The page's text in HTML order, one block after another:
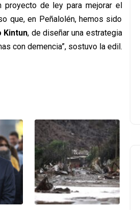
proyecto de ley para mejorar el
que, en Peñalolén, hemos sido
Kintun, de diseñar una estrategia
con demencia”, sostuvo la edil.